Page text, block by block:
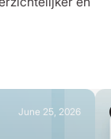
June 25, 2026